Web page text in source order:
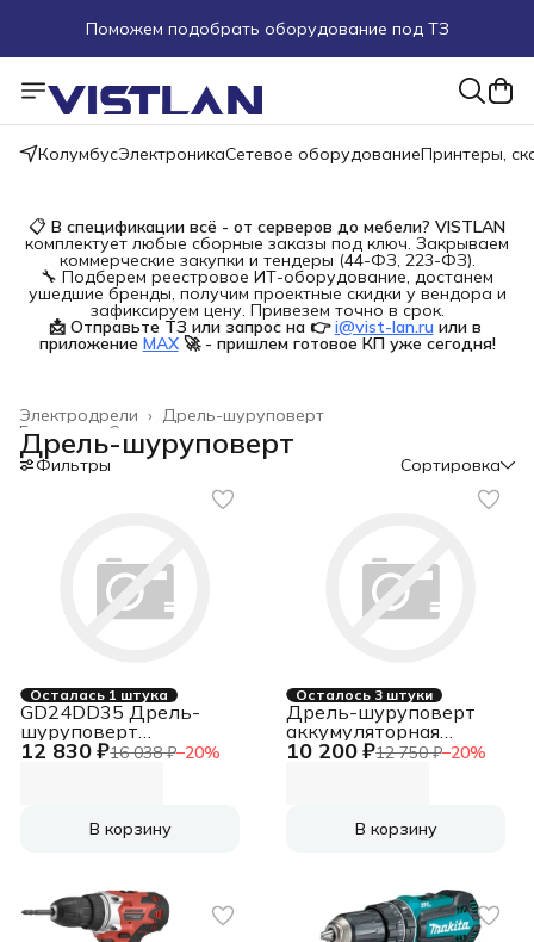
Поможем подобрать оборудование под ТЗ
Пуско-наладочные работы
Пришлите запрос на e-mail или в чат
КолумбусЭлектроникаСетевое оборудованиеПринтеры,
📋 В спецификации всё - от серверов до мебели? VISTLAN
комплектует любые сборные заказы под ключ. Закрываем
коммерческие закупки и тендеры (44-ФЗ, 223-ФЗ).
🔧 Подберем реестровое ИТ-оборудование, достанем
ушедшие бренды, получим проектные скидки у вендора и
зафиксируем цену. Привезем точно в срок.
📩 Отправьте ТЗ или запрос на 👉 i@vist-lan.ru или в
приложение MAX 🚀 - пришлем готовое КП уже сегодня!
Дрель-шуруповерт
Электродрели ›
Строительство и ремонт
Главная
Дрель-шуруповерт
Фильтры Сортировка
Осталась 1 штука
12 830 ₽16 038 ₽−20%
GD24DD35 Дрель-
шуруповерт
аккумуляторная, 24V,
В корзину
Осталось 3 штуки
10 200 ₽12 750 ₽−20%
Дрель-шуруповерт
аккумуляторная
Anycons AC-DO55,
В корзину